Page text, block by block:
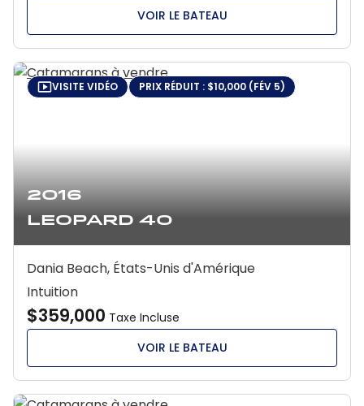
VOIR LE BATEAU
2016
Leopard 40
VISITE VIDÉO PRIX RÉDUIT : $10,000 (FÉV 5)
Dania Beach, États-Unis d'Amérique
Intuition
$359,000 Taxe Incluse
VOIR LE BATEAU